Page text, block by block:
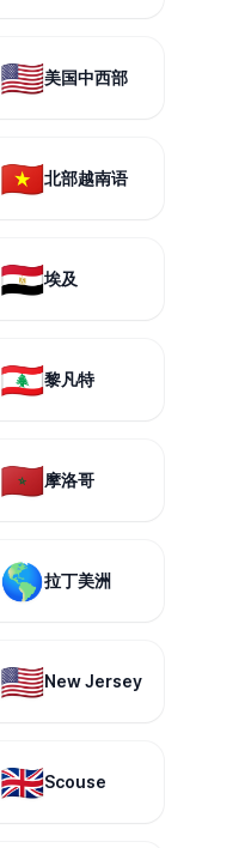
🇺🇸美国中西部
🇻🇳北部越南语
🇪🇬埃及
🇱🇧黎凡特
🇲🇦摩洛哥
🌎拉丁美洲
🇺🇸New Jersey
🇬🇧Scouse